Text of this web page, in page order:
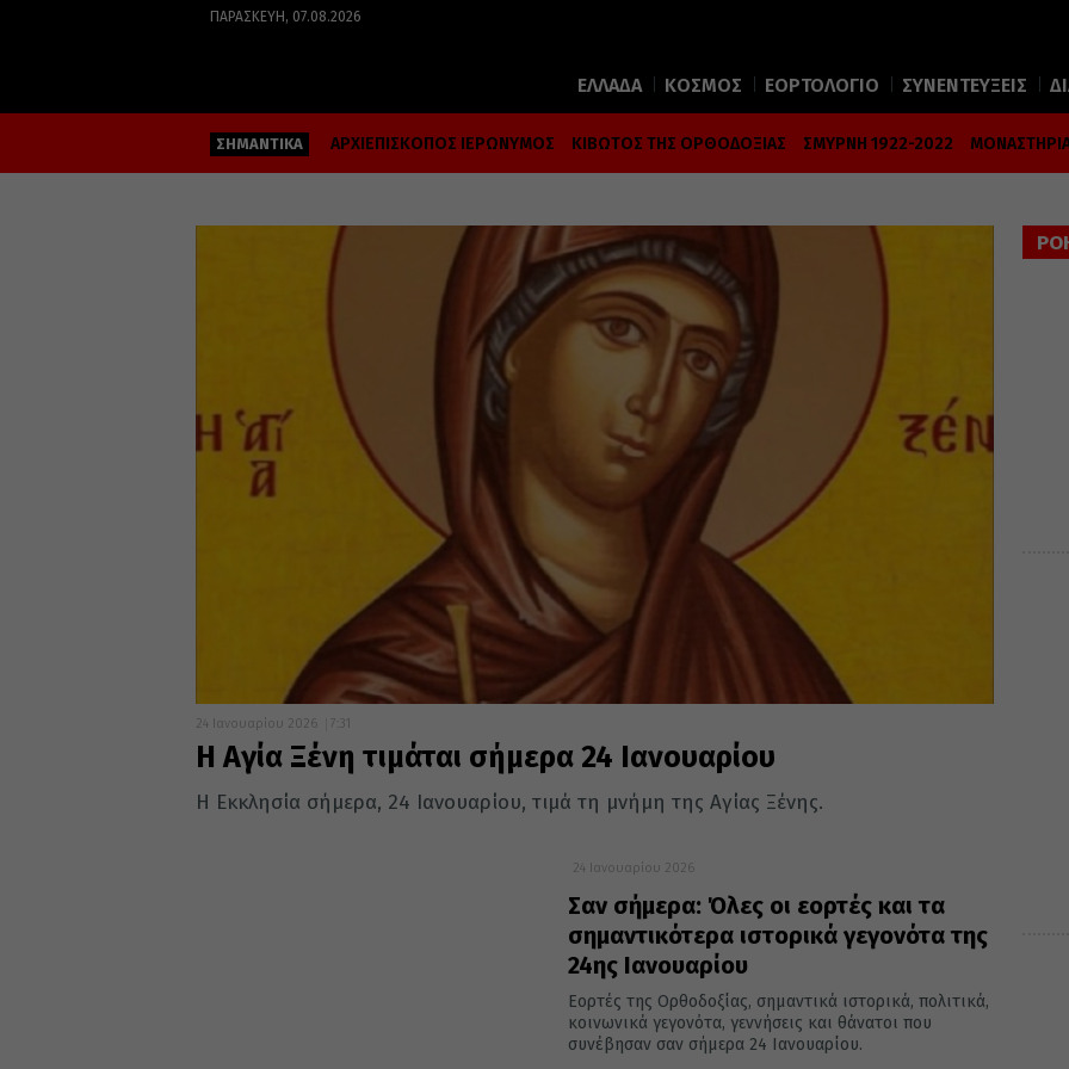
ΠΑΡΑΣΚΕΥΉ, 07.08.2026
ΕΛΛΑΔΑ ΚΟΣΜΟΣ ΕΟΡΤΟΛΟΓΙΟ ΣΥΝΕΝΤΕΥΞΕΙΣ
ΣΗΜΑΝΤΙΚΑ ΑΡΧΙΕΠΙΣΚΟΠΟΣ ΙΕΡΩΝΥΜΟΣ ΚΙΒΩΤΟΣ ΤΗΣ ΟΡΘΟΔΟΞΙΑΣ ΣΜΥΡΝΗ 1922-2022
24 Ιανουαρίου 2026 7:31
Η Αγία Ξένη τιμάται σήμερα 24 Ιανουαρίου
Η Εκκλησία σήμερα, 24 Ιανουαρίου, τιμά τη μνήμη της Αγίας Ξένης.
24 Ιανουαρίου 2026
Σαν σήμερα: Όλες οι εορτές και τα
σημαντικότερα ιστορικά γεγονότα της
24ης Ιανουαρίου
Εορτές της Ορθοδοξίας, σημαντικά ιστορικά, πολιτικά,
κοινωνικά γεγονότα, γεννήσεις και θάνατοι που
συνέβησαν σαν σήμερα 24 Ιανουαρίου.